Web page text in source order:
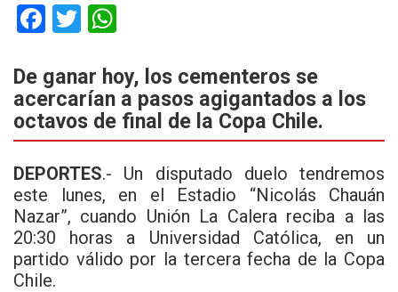
F
ce
b
o
o
k
T
tt
er
at
s
A
p
p
De ganar hoy, los cementeros se
acercarían a pasos agigantados a los
octavos de final de la Copa Chile.
DEPORTES.- Un disputado duelo tendremos
este lunes, en el Estadio “Nicolás Chauán
Nazar”, cuando Unión La Calera reciba a las
20:30 horas a Universidad Católica, en un
partido válido por la tercera fecha de la Copa
Chile.